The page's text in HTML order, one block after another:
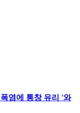
염에 통창 유리 '와